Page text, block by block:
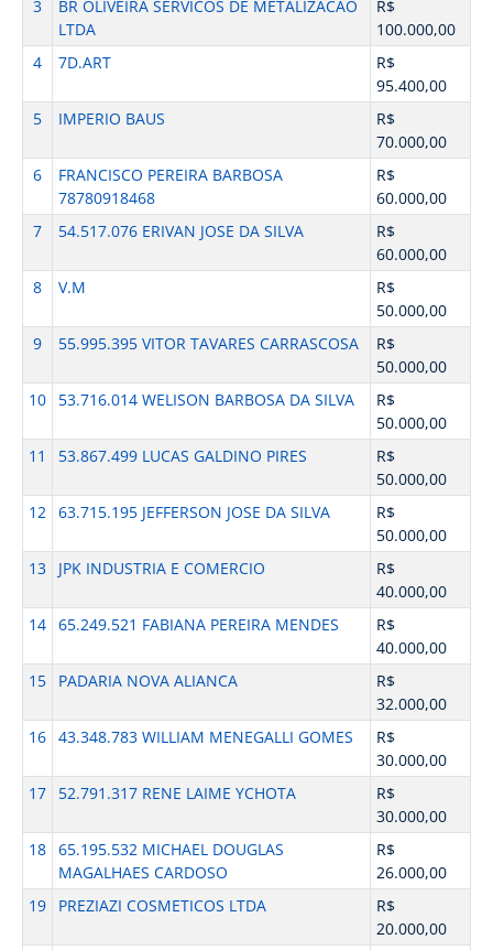
3
BR OLIVEIRA SERVICOS DE METALIZACAO
LTDA
R$
100.000,00
4
7D.ART
R$
95.400,00
5
IMPERIO BAUS
R$
70.000,00
6
FRANCISCO PEREIRA BARBOSA
78780918468
R$
60.000,00
7
54.517.076 ERIVAN JOSE DA SILVA
R$
60.000,00
8
V.M
R$
50.000,00
9
55.995.395 VITOR TAVARES CARRASCOSA
R$
50.000,00
10
53.716.014 WELISON BARBOSA DA SILVA
R$
50.000,00
11
53.867.499 LUCAS GALDINO PIRES
R$
50.000,00
12 63.715.195 JEFFERSON JOSE DA SILVA
R$
50.000,00
13
JPK INDUSTRIA E COMERCIO
R$
40.000,00
14 65.249.521 FABIANA PEREIRA MENDES
R$
40.000,00
15
PADARIA NOVA ALIANCA
R$
32.000,00
16 43.348.783 WILLIAM MENEGALLI GOMES
R$
30.000,00
17
52.791.317 RENE LAIME YCHOTA
R$
30.000,00
18 65.195.532 MICHAEL DOUGLAS
MAGALHAES CARDOSO
R$
26.000,00
19
PREZIAZI COSMETICOS LTDA
R$
20.000,00